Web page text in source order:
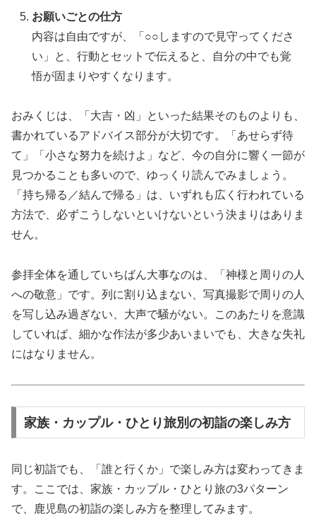
お願いごとの仕方
内容は自由ですが、「○○しますので見守ってくださ
い」と、行動とセットで伝えると、自分の中でも覚
悟が固まりやすくなります。
おみくじは、「大吉・凶」といった結果そのものよりも、
書かれているアドバイス部分が大切です。「あせらず待
て」「小さな努力を続けよ」など、今の自分に響く一節が
見つかることも多いので、ゆっくり読んでみましょう。
「持ち帰る／結んで帰る」は、いずれも広く行われている
方法で、必ずこうしないといけないという決まりはありま
せん。
参拝全体を通していちばん大事なのは、「神様と周りの人
への敬意」です。列に割り込まない、写真撮影で周りの人
を写し込み過ぎない、大声で騒がない。このあたりを意識
していれば、細かな作法が多少あいまいでも、大きな失礼
にはなりません。
家族・カップル・ひとり旅別の初詣の楽しみ方
同じ初詣でも、「誰と行くか」で楽しみ方は変わってきま
す。ここでは、家族・カップル・ひとり旅の3パターン
で、鹿児島の初詣の楽しみ方を整理してみます。